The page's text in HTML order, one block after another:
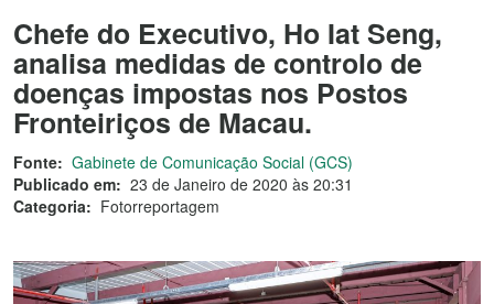
Chefe do Executivo, Ho Iat Seng,
analisa medidas de controlo de
doenças impostas nos Postos
Fronteiriços de Macau.
Fonte: Gabinete de Comunicação Social (GCS)
Publicado em: 23 de Janeiro de 2020 às 20:31
Categoria: Fotorreportagem